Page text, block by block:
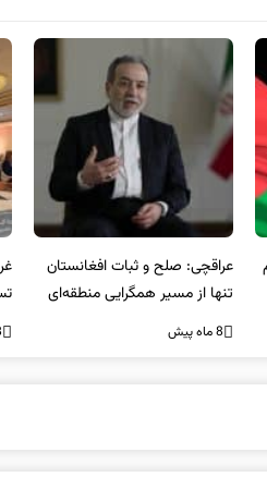
غریب آبادی: مردم ایران هرگز
تسلیم تهدیدات و تجاوزات
نخواهند شد و متحد و منسجم
8 ماه پیش 8